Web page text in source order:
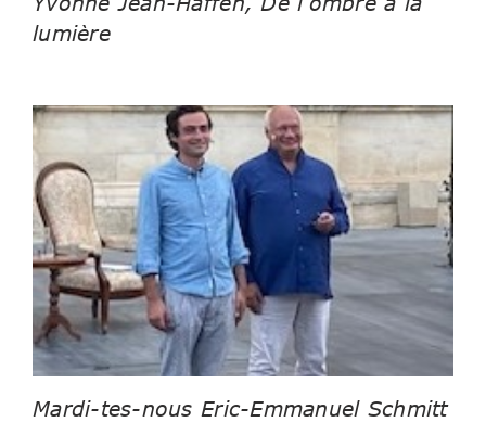
lumière
Mardi-tes-nous Eric-Emmanuel Schmitt